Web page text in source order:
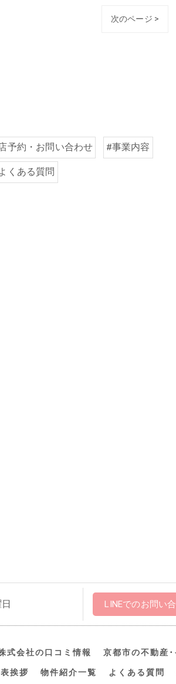
次のページ >
予約・お問い合わせ #事業内容
くある質問
LINEでのお問い
式会社の口コミ情報 京都市の不動産
挨拶 物件紹介一覧 よくある質問